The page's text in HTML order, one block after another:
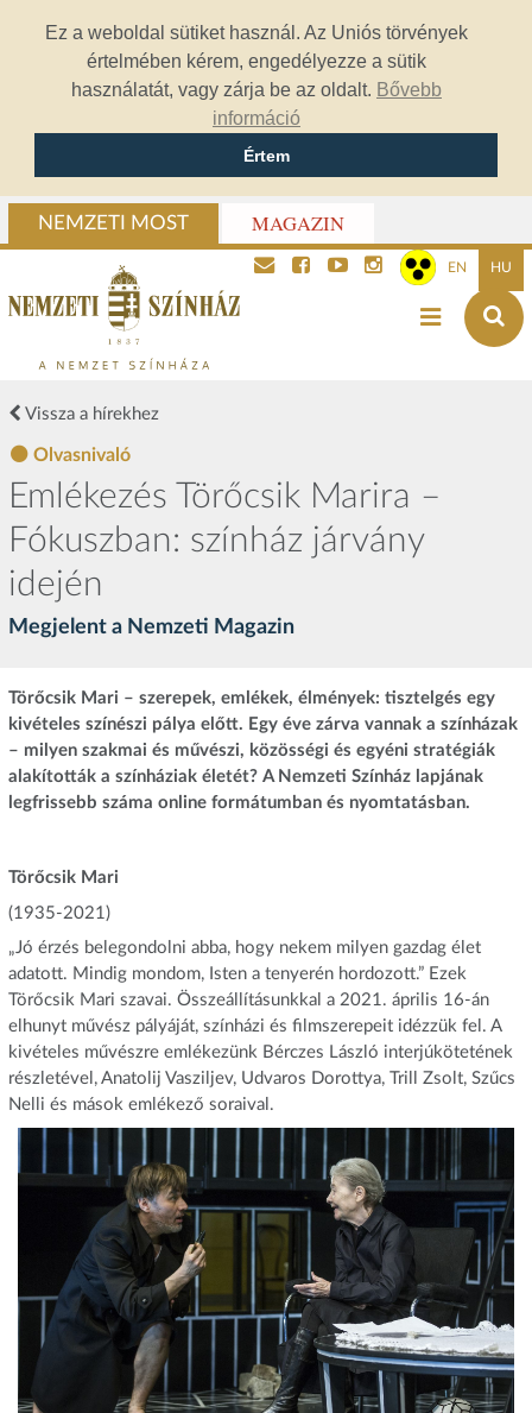
Ez a weboldal sütiket használ. Az Uniós törvények
értelmében kérem, engedélyezze a sütik
használatát, vagy zárja be az oldalt. Bővebb
információ
Értem
NEMZETI MOST MAGAZIN
EN HU
Vissza a hírekhez
Olvasnivaló
Emlékezés Törőcsik Marira –
Fókuszban: színház járvány
idején
Megjelent a Nemzeti Magazin
Törőcsik Mari – szerepek, emlékek, élmények: tisztelgés egy
kivételes színészi pálya előtt. Egy éve zárva vannak a színházak
– milyen szakmai és művészi, közösségi és egyéni stratégiák
alakították a színháziak életét? A Nemzeti Színház lapjának
legfrissebb száma online formátumban és nyomtatásban.
Törőcsik Mari
(1935-2021)
„Jó érzés belegondolni abba, hogy nekem milyen gazdag élet
adatott. Mindig mondom, Isten a tenyerén hordozott.” Ezek
Törőcsik Mari szavai. Összeállításunkkal a 2021. április 16-án
elhunyt művész pályáját, színházi és filmszerepeit idézzük fel. A
kivételes művészre emlékezünk Bérczes László interjúkötetének
részletével, Anatolij Vasziljev, Udvaros Dorottya, Trill Zsolt, Szűcs
Nelli és mások emlékező soraival.